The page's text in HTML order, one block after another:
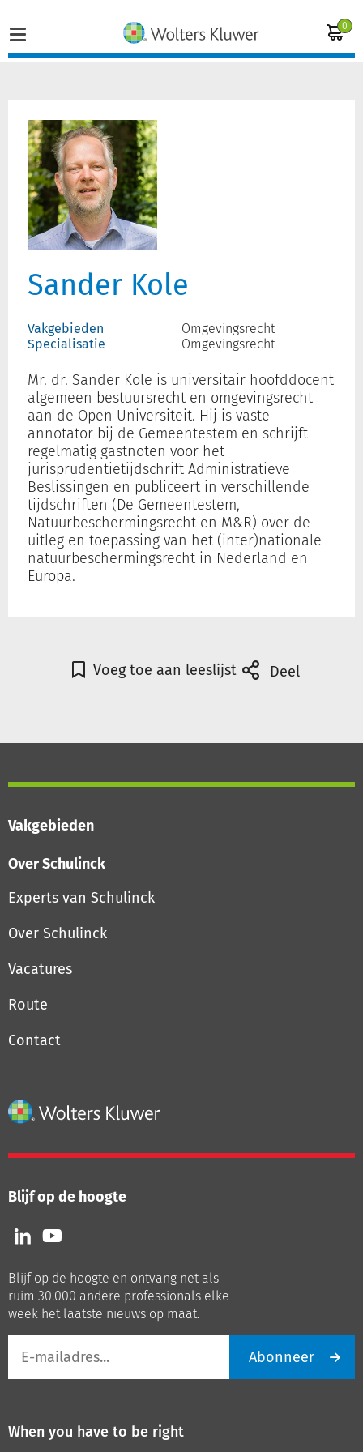
0
Home
Vakgebieden
Actueel
Producten
Opleidingen
Juridisch advies
Inloggen
Registreren
Sander Kole
Vakgebieden
Omgevingsrecht
Specialisatie
Omgevingsrecht
Mr. dr. Sander Kole is universitair hoofddocent
algemeen bestuursrecht en omgevingsrecht
aan de Open Universiteit. Hij is vaste
annotator bij de Gemeentestem en schrijft
regelmatig gastnoten voor het
jurisprudentietijdschrift Administratieve
Beslissingen en publiceert in verschillende
tijdschriften (De Gemeentestem,
Natuurbeschermingsrecht en M&R) over de
uitleg en toepassing van het (inter)nationale
natuurbeschermingsrecht in Nederland en
Europa.
Voeg toe aan leeslijst Deel
Vakgebieden
Over Schulinck
Experts van Schulinck
Over Schulinck
Vacatures
Route
Contact
Blijf op de hoogte
Volg
ons
LinkedIn
Volg
ons
Youtube
Blijf op de hoogte en ontvang net als
ruim 30.000 andere professionals elke
week het laatste nieuws op maat.
mailadres
Abonneer
When you have to be right